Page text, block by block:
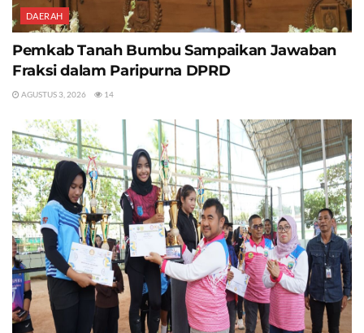
DAERAH
Pemkab Tanah Bumbu Sampaikan Jawaban
Fraksi dalam Paripurna DPRD
AGUSTUS 3, 2026 14